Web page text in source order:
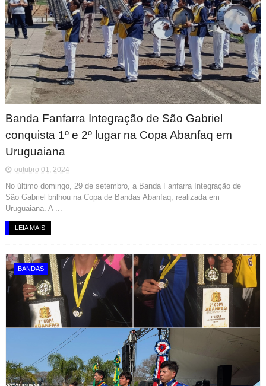
Banda Fanfarra Integração de São Gabriel
conquista 1º e 2º lugar na Copa Abanfaq em
Uruguaiana
outubro 01, 2024
No último domingo, 29 de setembro, a Banda Fanfarra Integração de
São Gabriel brilhou na Copa de Bandas Abanfaq, realizada em
Uruguaiana. A ...
LEIA MAIS
BANDAS